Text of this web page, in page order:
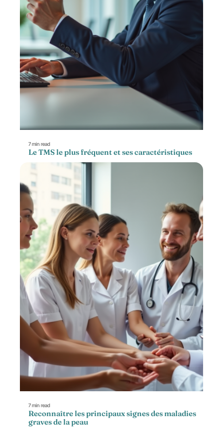
7 min read
Le TMS le plus fréquent et ses caractéristiques
7 min read
Reconnaître les principaux signes des maladies
graves de la peau